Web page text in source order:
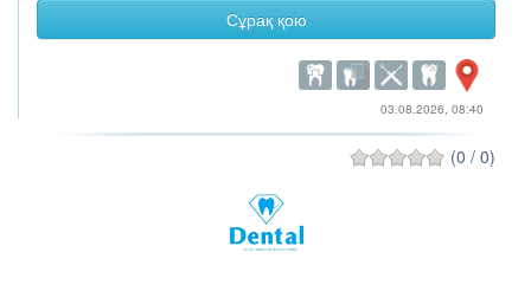
Сұрақ қою
03.08.2026, 08:40
(0 / 0)